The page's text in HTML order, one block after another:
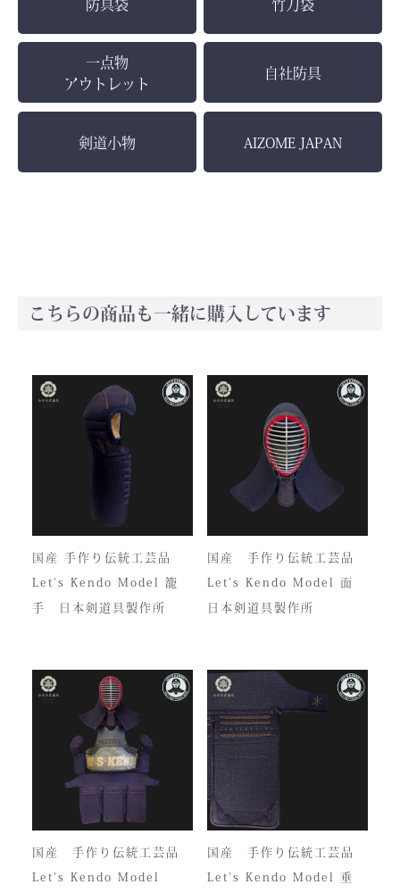
お買い物を続ける カートへ進む
一点物
アウトレット
自社防具
剣道小物 AIZOME JAPAN
こちらの商品も一緒に購入しています
国産 手作り伝統工芸品
Let's Kendo Model 籠
手 日本剣道具製作所
国産 手作り伝統工芸品
Let's Kendo Model 面
日本剣道具製作所
国産 手作り伝統工芸品
Let's Kendo Model
国産 手作り伝統工芸品
Let's Kendo Model 垂